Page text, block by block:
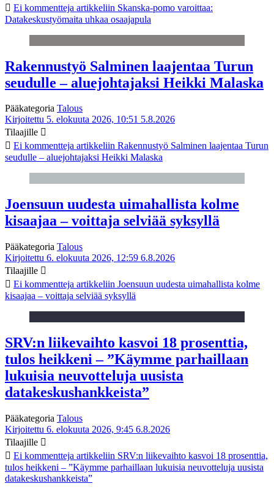
Ei kommentteja artikkeliin Skanska-pomo varoittaa:
Datakeskustyömaita uhkaa osaajapula
Rakennustyö Salminen laajentaa Turun
seudulle – aluejohtajaksi Heikki Malaska
Pääkategoria Talous
Kirjoitettu 5. elokuuta 2026, 10:51 5.8.2026
Tilaajille
Ei kommentteja artikkeliin Rakennustyö Salminen laajentaa Turun
seudulle – aluejohtajaksi Heikki Malaska
Joensuun uudesta uimahallista kolme
kisaajaa – voittaja selviää syksyllä
Pääkategoria Talous
Kirjoitettu 6. elokuuta 2026, 12:59 6.8.2026
Tilaajille
Ei kommentteja artikkeliin Joensuun uudesta uimahallista kolme
kisaajaa – voittaja selviää syksyllä
SRV:n liikevaihto kasvoi 18 prosenttia,
tulos heikkeni – ”Käymme parhaillaan
lukuisia neuvotteluja uusista
datakeskushankkeista”
Pääkategoria Talous
Kirjoitettu 6. elokuuta 2026, 9:45 6.8.2026
Tilaajille
Ei kommentteja artikkeliin SRV:n liikevaihto kasvoi 18 prosenttia,
tulos heikkeni – ”Käymme parhaillaan lukuisia neuvotteluja uusista
datakeskushankkeista”